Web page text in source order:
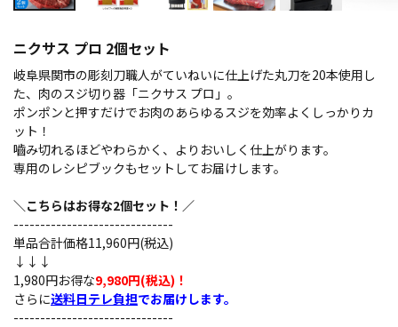
ニクサス プロ 2個セット
岐阜県関市の彫刻刀職人がていねいに仕上げた丸刀を20本使用し
た、肉のスジ切り器「ニクサス プロ」。
ポンポンと押すだけでお肉のあらゆるスジを効率よくしっかりカ
ット！
嚙み切れるほどやわらかく、よりおいしく仕上がります。
専用のレシピブックもセットしてお届けします。
＼こちらはお得な2個セット！／
------------------------------
単品合計価格11,960円(税込)
↓↓↓
1,980円お得な9,980円(税込)！
さらに送料日テレ負担でお届けします。
------------------------------